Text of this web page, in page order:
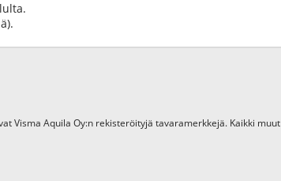
Visma Aquila Oy:n rekisteröityjä tavaramerkkejä. Kaikki muut